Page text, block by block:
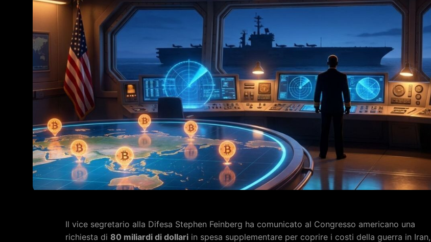
Il vice segretario alla Difesa Stephen Feinberg ha comunicato al Congresso americano una
richiesta di 80 miliardi di dollari in spesa supplementare per coprire i costi della guerra in Iran,